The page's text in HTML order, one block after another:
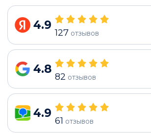
4.9
127 отзывов
4.8
82 отзывов
4.9
61 отзывов